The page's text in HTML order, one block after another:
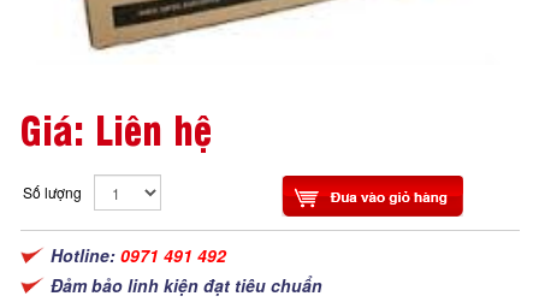
Giá: Liên hệ
Số lượng
Hotline: 0971 491 492
Đảm bảo linh kiện đạt tiêu chuẩn